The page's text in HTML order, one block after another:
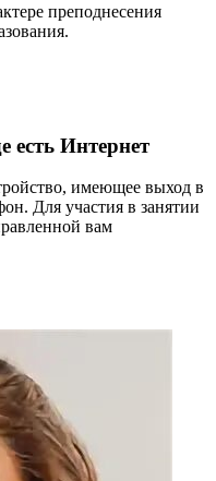
преподнесения
есть Интернет
имеющее выход в
Для участия в занятии
вам